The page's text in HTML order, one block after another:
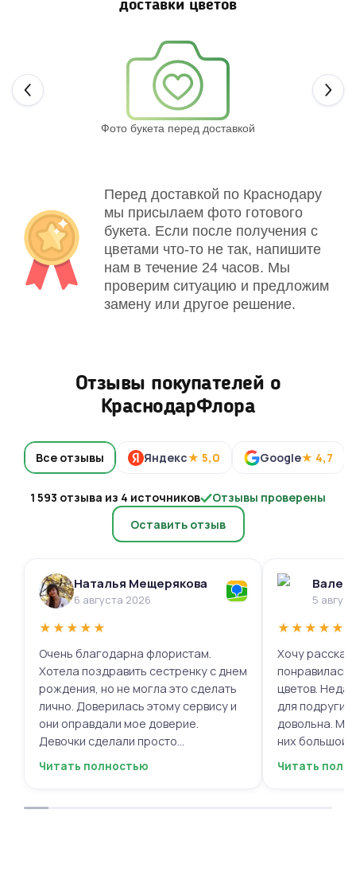
доставки цветов
Фото букета перед доставкой
Перед доставкой по Краснодару
мы присылаем фото готового
букета. Если после получения с
цветами что-то не так, напишите
нам в течение 24 часов. Мы
проверим ситуацию и предложим
замену или другое решение.
Отзывы покупателей о
КраснодарФлора
Все отзывы Яндекс★ 5,0 Google★ 4,7
1 593 отзыва из 4 источников
Отзывы проверены
Оставить отзыв
Наталья Мещерякова
6 августа 2026
★★★★★
Очень благодарна флористам.
Хотела поздравить сестренку с днем
рождения, но не могла это сделать
лично. Доверилась этому сервису и
они оправдали мое доверие.
Девочки сделали просто
фантастическую цветочную
для согласования. Все заботливо
Читать полностью
5
★★★★★
Хочу
понравилась
цветов.
для подруги,
довольна.
них большой
композиций,
Читать